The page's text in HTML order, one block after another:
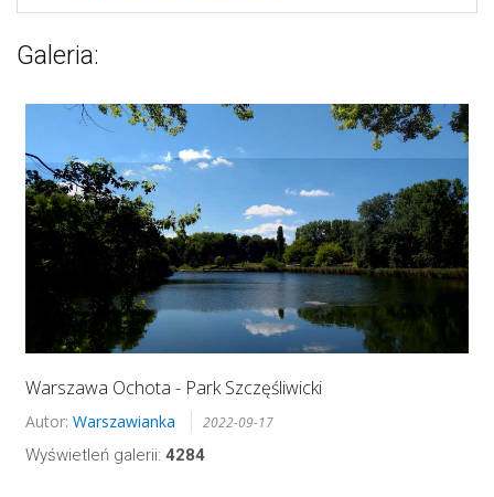
Galeria:
Warszawa Ochota - Park Szczęśliwicki
Autor: Warszawianka 2022-09-17
Wyświetleń galerii: 4284